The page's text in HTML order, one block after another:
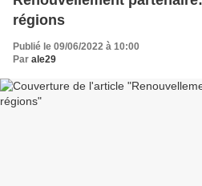
régions
Publié le 09/06/2022 à 10:00
Par ale29